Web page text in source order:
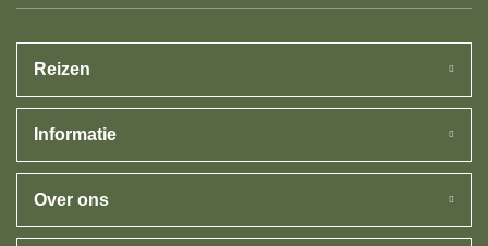
Reizen
Informatie
Over ons